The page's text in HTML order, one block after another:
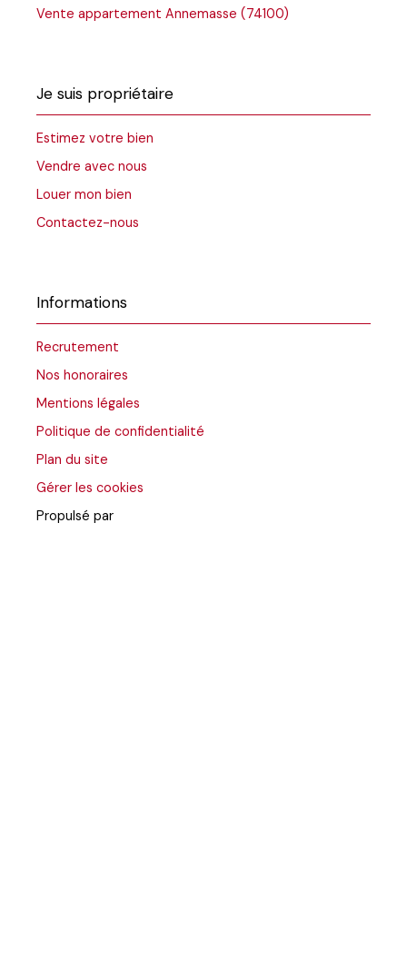
Vente appartement Annemasse (74100)
Je suis propriétaire
Estimez votre bien
Vendre avec nous
Louer mon bien
Contactez-nous
Informations
Recrutement
Nos honoraires
Mentions légales
Politique de confidentialité
Plan du site
Gérer les cookies
Propulsé par